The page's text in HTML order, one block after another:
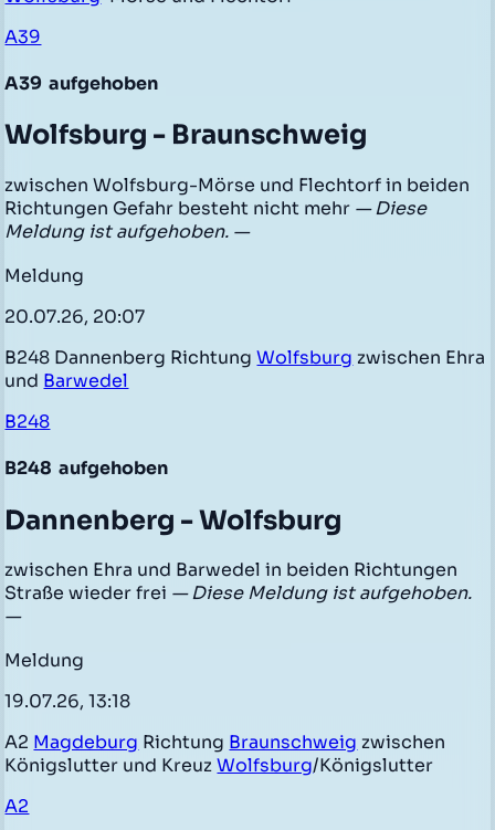
A39
A39 aufgehoben
Wolfsburg - Braunschweig
zwischen Wolfsburg-Mörse und Flechtorf in beiden
Richtungen Gefahr besteht nicht mehr — Diese
Meldung ist aufgehoben. —
Meldung
20.07.26, 20:07
B248 Dannenberg RichtungWolfsburg zwischen Ehra
und Barwedel
B248
B248 aufgehoben
Dannenberg - Wolfsburg
zwischen Ehra und Barwedel in beiden Richtungen
Straße wieder frei — Diese Meldung ist aufgehoben.
—
Meldung
19.07.26, 13:18
A2 Magdeburg Richtung Braunschweig zwischen
Königslutter und KreuzWolfsburg/Königslutter
A2